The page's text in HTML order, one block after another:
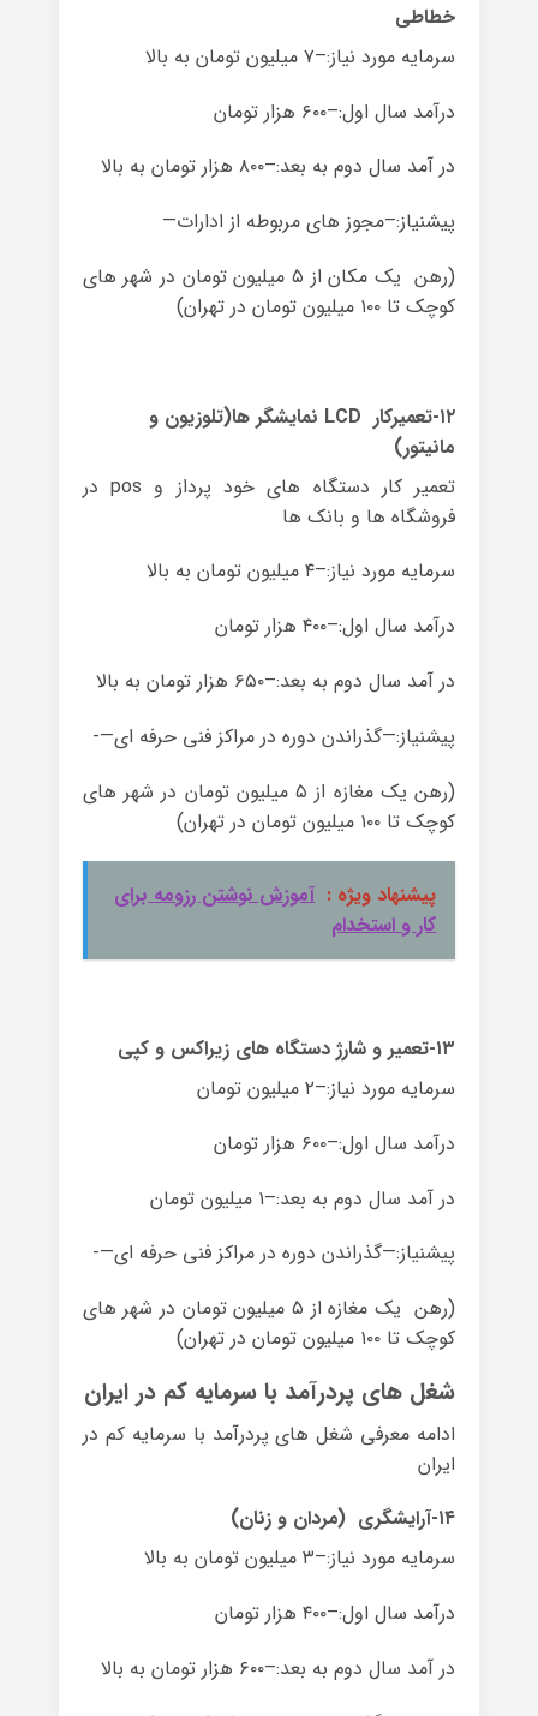
خطاطی
سرمایه مورد نیاز:–۷ میلیون تومان به بالا
درآمد سال اول:–۶۰۰ هزار تومان
در آمد سال دوم به بعد:–۸۰۰ هزار تومان به بالا
پیشنیاز:–مجوز های مربوطه از ادارات—
(رهن یک مکان از ۵ میلیون تومان در شهر های
کوچک تا ۱۰۰ میلیون تومان در تهران)
۱۲-تعمیرکار LCD نمایشگر ها(تلوزیون و
مانیتور)
تعمیر کار دستگاه های خود پرداز و pos در
فروشگاه ها و بانک ها
سرمایه مورد نیاز:–۴ میلیون تومان به بالا
درآمد سال اول:–۴۰۰ هزار تومان
در آمد سال دوم به بعد:–۶۵۰ هزار تومان به بالا
پیشنیاز:—گذراندن دوره در مراکز فنی حرفه ای—-
(رهن یک مغازه از ۵ میلیون تومان در شهر های
کوچک تا ۱۰۰ میلیون تومان در تهران)
پیشنهاد ویژه : آموزش نوشتن رزومه برای
کار و استخدام
۱۳-تعمیر و شارژ دستگاه های زیراکس و کپی
سرمایه مورد نیاز:–۲ میلیون تومان
درآمد سال اول:–۶۰۰ هزار تومان
در آمد سال دوم به بعد:–۱ میلیون تومان
پیشنیاز:—گذراندن دوره در مراکز فنی حرفه ای—-
(رهن یک مغازه از ۵ میلیون تومان در شهر های
کوچک تا ۱۰۰ میلیون تومان در تهران)
شغل های پردرآمد با سرمایه کم در ایران
ادامه معرفی شغل های پردرآمد با سرمایه کم در
ایران
۱۴-آرایشگری (مردان و زنان)
سرمایه مورد نیاز:–۳ میلیون تومان به بالا
درآمد سال اول:–۴۰۰ هزار تومان
در آمد سال دوم به بعد:–۶۰۰ هزار تومان به بالا